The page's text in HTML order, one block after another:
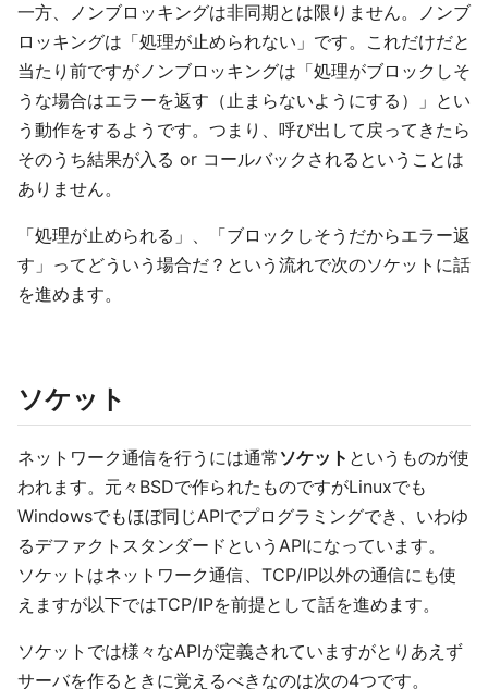
一方、ノンブロッキングは非同期とは限りません。ノンブ
ロッキングは「処理が止められない」です。これだけだと
当たり前ですがノンブロッキングは「処理がブロックしそ
うな場合はエラーを返す（止まらないようにする）」とい
う動作をするようです。つまり、呼び出して戻ってきたら
そのうち結果が入る or コールバックされるということは
ありません。
「処理が止められる」、「ブロックしそうだからエラー返
す」ってどういう場合だ？という流れで次のソケットに話
を進めます。
ソケット
ネットワーク通信を行うには通常 ソケット というものが使
われます。元々BSDで作られたものですがLinuxでも
Windowsでもほぼ同じAPIでプログラミングでき、いわゆ
るデファクトスタンダードというAPIになっています。
ソケットはネットワーク通信、TCP/IP以外の通信にも使
えますが以下ではTCP/IPを前提として話を進めます。
ソケットでは様々なAPIが定義されていますがとりあえず
サーバを作るときに覚えるべきなのは次の4つです。